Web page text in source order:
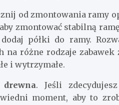
od zmontowania ramy
zmontować stabilną
półki do ramy.
różne rodzaje
i wytrzymałe.
. Jeśli
moment, aby to